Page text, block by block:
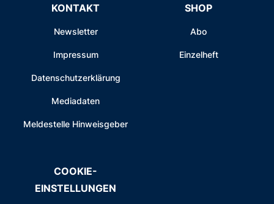
KONTAKT
Newsletter
Impressum
Datenschutzerklärung
Mediadaten
Meldestelle Hinweisgeber
SHOP
Abo
Einzelheft
COOKIE-
EINSTELLUNGEN